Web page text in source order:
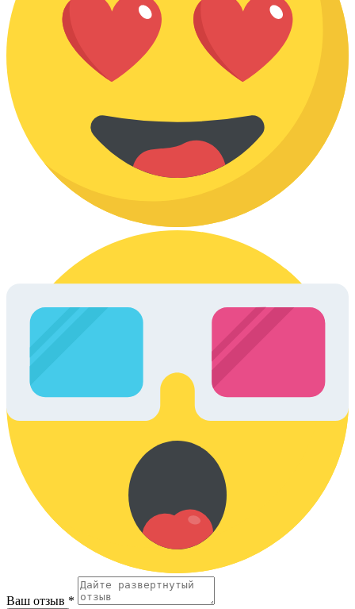
Ваш отзыв *